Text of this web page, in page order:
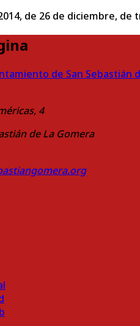
de 26 de diciembre,
4
de La Gomera